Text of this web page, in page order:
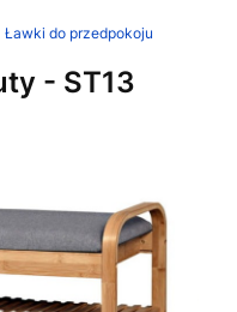
Ławki do przedpokoju
- ST13